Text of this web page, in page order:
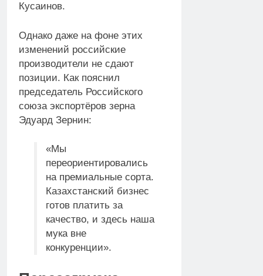
Кусаинов.
Однако даже на фоне этих
изменений российские
производители не сдают
позиции. Как пояснил
председатель Российского
союза экспортёров зерна
Эдуард Зернин:
«Мы
переориентировались
на премиальные сорта.
Казахстанский бизнес
готов платить за
качество, и здесь наша
мука вне
конкуренции».